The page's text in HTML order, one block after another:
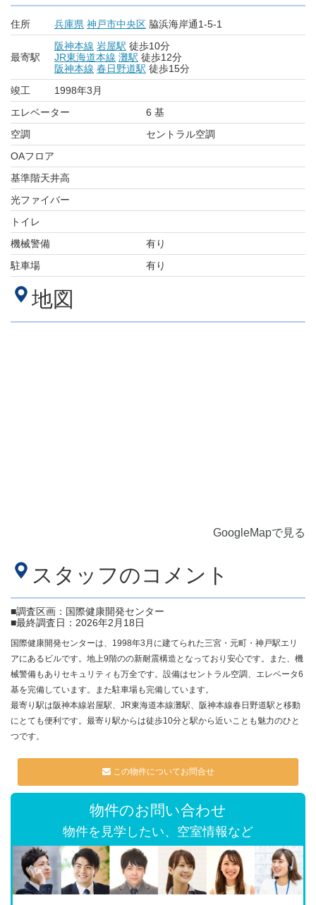
住所 兵庫県 神戸市中央区 脇浜海岸通1-5-1
最寄駅
阪神本線 岩屋駅 徒歩10分
JR東海道本線 灘駅 徒歩12分
阪神本線 春日野道駅 徒歩15分
竣工
1998年3月
エレベーター
6 基
空調
セントラル空調
OAフロア
基準階天井高
光ファイバー
トイレ
機械警備
有り
駐車場
有り
地図
GoogleMapで見る
スタッフのコメント
■調査区画：国際健康開発センター
■最終調査日：2026年2月18日
国際健康開発センターは、1998年3月に建てられた三宮・元町・神戸駅エリ
アにあるビルです。地上9階のの新耐震構造となっており安心です。また、機
械警備もありセキュリティも万全です。設備はセントラル空調、エレベータ6
基を完備しています。また駐車場も完備しています。
最寄り駅は阪神本線岩屋駅、JR東海道本線灘駅、阪神本線春日野道駅と移動
にとても便利です。最寄り駅からは徒歩10分と駅から近いことも魅力のひと
つです。
この物件についてお問合せ
物件のお問い合わせ
物件を見学したい、空室情報など